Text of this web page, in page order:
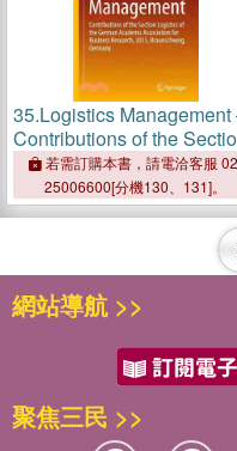
35.Logistics
Contributions of the
Logistics of the German
Academic Association for
Business Research, 2015,
Braunschweig, Germany
若需訂購本書，請電洽客服
25006600[分機130、131]。
網站導航 >>
聚焦三民 >>